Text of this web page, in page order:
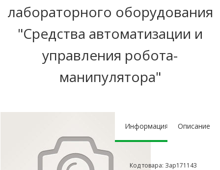
лабораторного оборудования
"Средства автоматизации и
управления робота-
манипулятора"
Информация Описание
Код товара: Зар171143